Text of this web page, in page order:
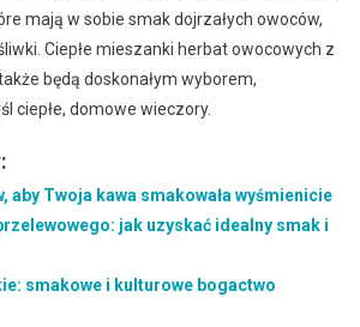
mają w sobie smak dojrzałych owoców,
Ciepłe mieszanki herbat owocowych z
będą doskonałym wyborem,
ciepłe, domowe wieczory.
aby Twoja kawa smakowała wyśmienicie
jak uzyskać idealny smak i
smakowe i kulturowe bogactwo